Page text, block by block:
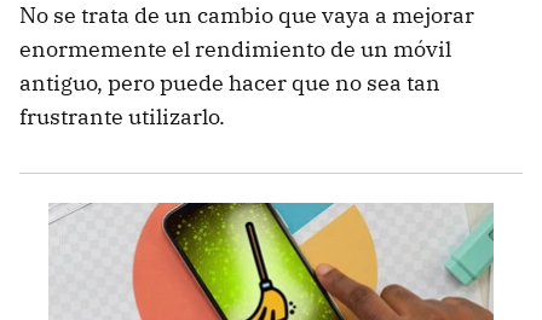
No se trata de un cambio que vaya a mejorar
enormemente el rendimiento de un móvil
antiguo, pero puede hacer que no sea tan
frustrante utilizarlo.